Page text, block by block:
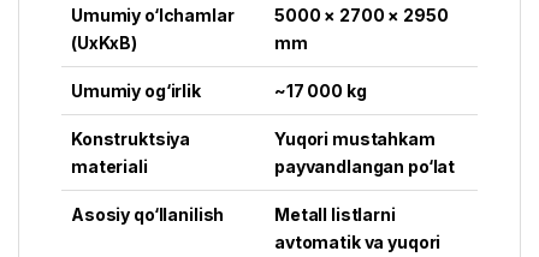
Umumiy o‘lchamlar
(UxKxB)
5000 × 2700 × 2950
mm
Umumiy og‘irlik ~17 000 kg
Konstruktsiya
materiali
Yuqori mustahkam
payvandlangan po‘lat
Asosiy qo‘llanilish
Metall listlarni
avtomatik va yuqori